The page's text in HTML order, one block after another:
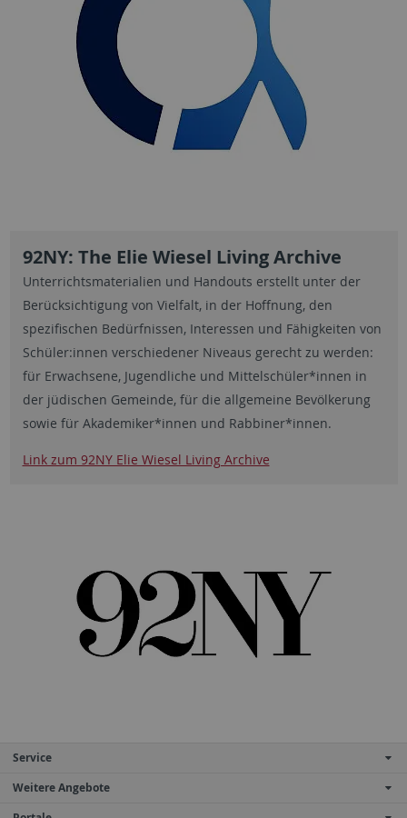
92NY: The Elie Wiesel Living Archive
Unterrichtsmaterialien und Handouts erstellt unter der
Berücksichtigung von Vielfalt, in der Hoffnung, den
spezifischen Bedürfnissen, Interessen und Fähigkeiten von
Schüler:innen verschiedener Niveaus gerecht zu werden:
für Erwachsene, Jugendliche und Mittelschüler*innen in
der jüdischen Gemeinde, für die allgemeine Bevölkerung
sowie für Akademiker*innen und Rabbiner*innen.
Link zum 92NY Elie Wiesel Living Archive
Service
Weitere Angebote